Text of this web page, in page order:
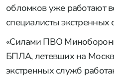
обломков уже работают
специалисты экстренных
«Силами ПВО
БПЛА, летевших на
экстренных служб